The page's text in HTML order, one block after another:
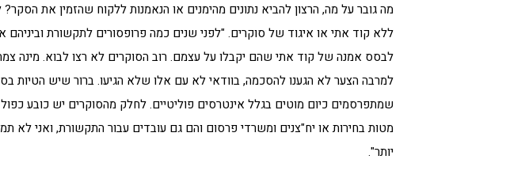
מה גובר על מה, הרצון להביא נתונים מהימנים או הנאמנות ללקוח שהזמין את הסקר?
ללא קוד אתי או איגוד של סוקרים. "לפני שנים כמה פרופסורים לתקשורת וביניהם
לבסס אמנה של קוד אתי שהם יקבלו על עצמם. רוב הסוקרים לא רצו לבוא. מינה
למרבה הצער לא הגענו להסכמה, בוודאי לא עם אלו שלא הגיעו. ברור שיש הטיות
שמתפרסמים כיום מוטים בגלל אינטרסים פוליטיים. לחלק מהסוקרים יש כובע
מטות בחירות או יח"צנים ומשרדי פרסום והם גם עובדים עבור התקשורת, ואני לא
יותר".